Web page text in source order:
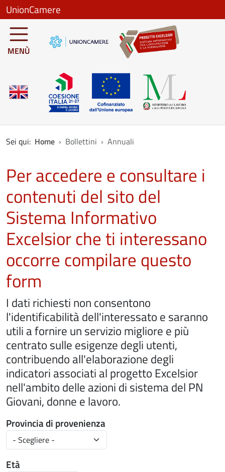
Salta al contenuto principale
UnionCamere
MENÙ
Sei qui: Home Bollettini Annuali
Per accedere e consultare i
contenuti del sito del
Sistema Informativo
Excelsior che ti interessano
occorre compilare questo
form
I dati richiesti non consentono
l'identificabilità dell'interessato e saranno
utili a fornire un servizio migliore e più
centrato sulle esigenze degli utenti,
contribuendo all'elaborazione degli
indicatori associati al progetto Excelsior
nell'ambito delle azioni di sistema del PN
Giovani, donne e lavoro.
Provincia di provenienza
Età